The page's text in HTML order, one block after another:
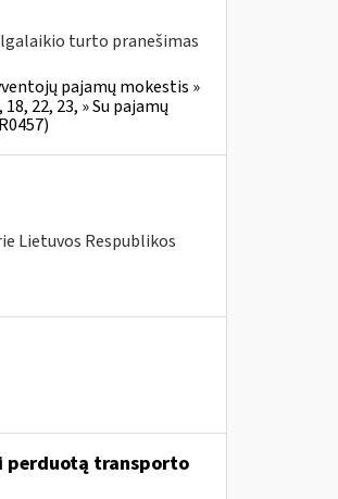
turto pranešimas
pajamų mokestis »
22, 23, » Su pajamų
Lietuvos Respublikos
perduotą transporto